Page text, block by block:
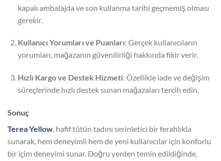
kapalı ambalajda ve son kullanma tarihi geçmemiş olması
gerekir.
Kullanıcı Yorumları ve Puanları: Gerçek kullanıcıların
yorumları, mağazanın güvenilirliği hakkında fikir verir.
Hızlı Kargo ve Destek Hizmeti: Özellikle iade ve değişim
süreçlerinde hızlı destek sunan mağazaları tercih edin.
Sonuç
Terea Yellow, hafif tütün tadını serinletici bir ferahlıkla
sunarak, hem deneyimli hem de yeni kullanıcılar için konforlu
bir içim deneyimi sunar. Doğru yerden temin edildiğinde,